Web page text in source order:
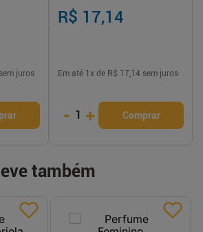
sem juros
R$ 17,14
Em até 1 x de R$ 17,14 sem juros
- 1 + Comprar
também